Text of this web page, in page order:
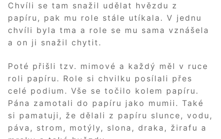
Chvíli se tam snažil udělat hvězdu z
papíru, pak mu role stále utíkala. V jednu
chvíli byla tma a role se mu sama vznášela
a on ji snažil chytit.
Poté přišli tzv. mimové a každý měl v ruce
roli papíru. Role si chvilku posílali přes
celé podium. Vše se točilo kolem papíru.
Pána zamotali do papíru jako mumii. Také
si pamatuji, že dělali z papíru slunce, vodu,
páva, strom, motýly, slona, draka, žirafu a